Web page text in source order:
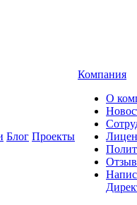
Блог Проекты
Компания
О